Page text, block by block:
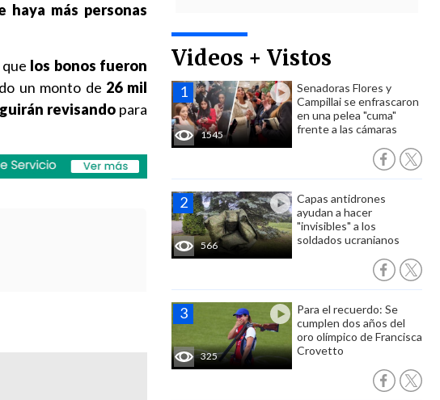
Videos + Vistos
1545
Senadoras Flores y
Campillai se enfrascaron
en una pelea "cuma"
frente a las cámaras
566
Capas antidrones
ayudan a hacer
"invisibles" a los
soldados ucranianos
325
Para el recuerdo: Se
cumplen dos años del
oro olímpico de Francisca
Crovetto
haya más personas
los bonos fueron
un monto de 26 mil
revisando para